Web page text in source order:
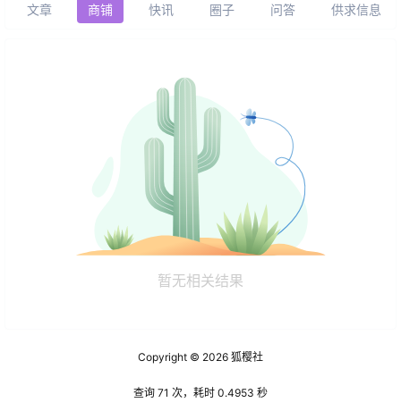
文章 商铺 快讯 圈子 问答 供求信息
暂无相关结果
Copyright © 2026 狐樱社
查询 71 次，耗时 0.4953 秒